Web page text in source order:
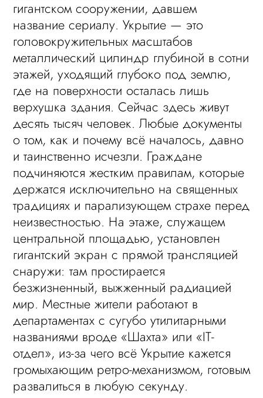
гигантском сооружении, давшем
название сериалу. Укрытие — это
головокружительных масштабов
металлический цилиндр глубиной в сотни
этажей, уходящий глубоко под землю,
где на поверхности осталась лишь
верхушка здания. Сейчас здесь живут
десять тысяч человек. Любые документы
о том, как и почему всё началось, давно
и таинственно исчезли. Граждане
подчиняются жестким правилам, которые
держатся исключительно на священных
традициях и парализующем страхе перед
неизвестностью. На этаже, служащем
центральной площадью, установлен
гигантский экран с прямой трансляцией
снаружи: там простирается
безжизненный, выжженный радиацией
мир. Местные жители работают в
департаментах с сугубо утилитарными
названиями вроде «Шахта» или «IT-
отдел», из-за чего всё Укрытие кажется
громыхающим ретро-механизмом, готовым
развалиться в любую секунду.